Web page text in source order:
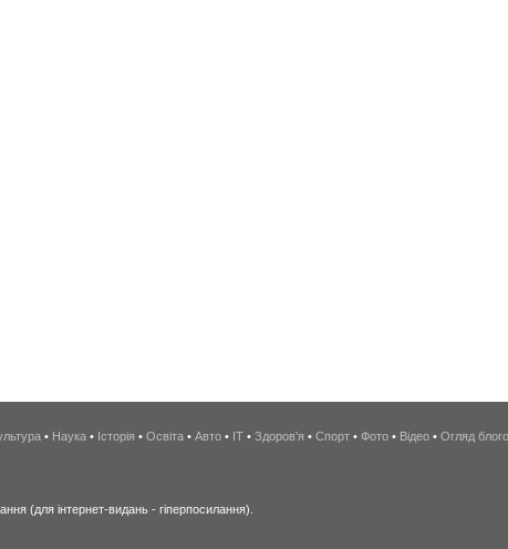
• Наука • Історія • Освіта • Авто • IT • Здоров'я • Спорт • Фото • Відео • Огляд
(для інтернет-видань - гіперпосилання).